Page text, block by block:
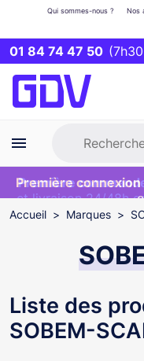
01 84 74 47 50
Qui sommes-nous ? Nos
Première
et livraison 24/48h
Première connexion
EXCLU WEB :
Accueil Marques
Liste des
SOBEM-